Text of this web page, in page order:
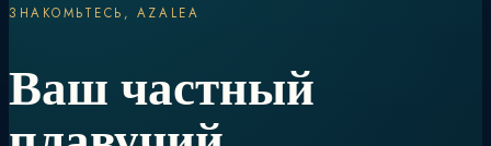
ЗНАКОМЬТЕСЬ, AZALEA
Ваш частный